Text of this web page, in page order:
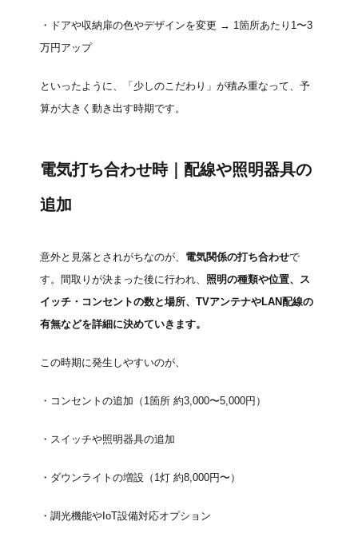
・ドアや収納扉の色やデザインを変更 → 1箇所あたり1〜3
万円アップ
といったように、「少しのこだわり」が積み重なって、予
算が大きく動き出す時期です。
電気打ち合わせ時｜配線や照明器具の
追加
意外と見落とされがちなのが、 電気関係の打ち合わせで
す。間取りが決まった後に行われ、 照明の種類や位置、ス
イッチ・コンセントの数と場所、TVアンテナやLAN配線の
有無などを詳細に決めていきます。
この時期に発生しやすいのが、
・コンセントの追加（1箇所 約3,000〜5,000円）
・スイッチや照明器具の追加
・ダウンライトの増設（1灯 約8,000円〜）
・調光機能やIoT設備対応オプション